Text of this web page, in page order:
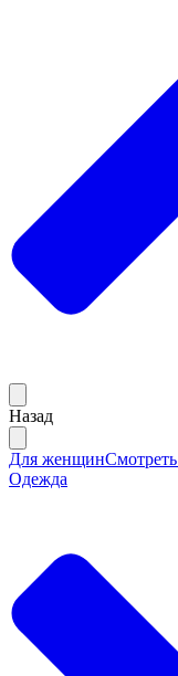
Назад
Для женщин
Одежда